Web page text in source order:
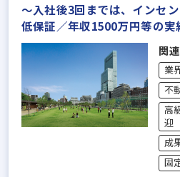
～入社後3回までは、インセ
低保証／年収1500万円等の実
関
業
不
高
迎
成
固